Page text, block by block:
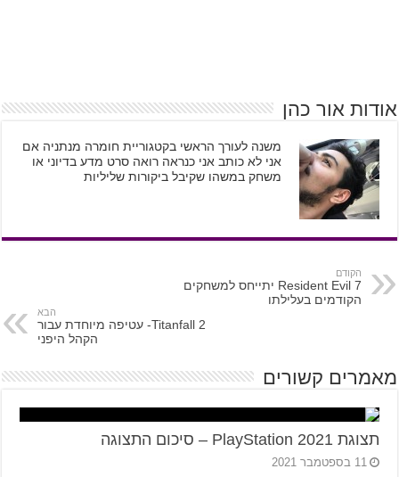
אודות אור כהן
משנה לעורך הראשי בקטגוריית חומרה מנתניה אם
אני לא כותב אני כנראה רואה סרט מדע בדיוני או
משחק במשהו שקיבל ביקורות שליליות
הקודם
Resident Evil 7 יתייחס למשחקים
הקודמים בעלילתו
הבא
Titanfall 2- עטיפה מיוחדת עבור
הקהל היפני
מאמרים קשורים
תצוגת PlayStation 2021 – סיכום התצוגה
11 בספטמבר 2021